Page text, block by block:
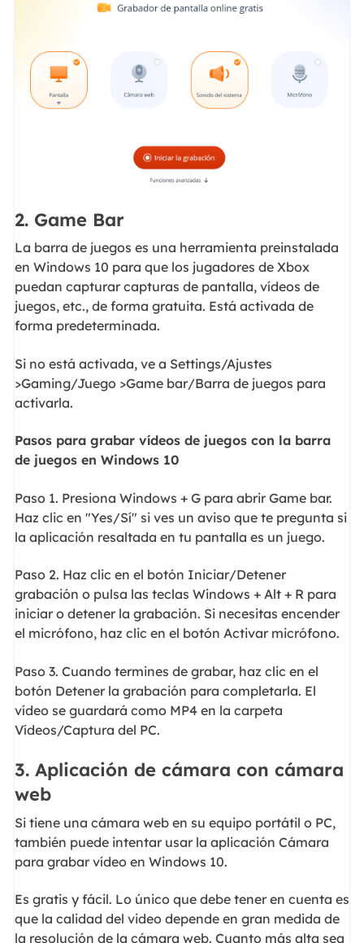
2. Game Bar
La barra de juegos es una herramienta preinstalada
en Windows 10 para que los jugadores de Xbox
puedan capturar capturas de pantalla, vídeos de
juegos, etc., de forma gratuita. Está activada de
forma predeterminada.
Si no está activada, ve a Settings/Ajustes
>Gaming/Juego >Game bar/Barra de juegos para
activarla.
Pasos para grabar vídeos de juegos con la barra
de juegos en Windows 10
Paso 1. Presiona Windows + G para abrir Game bar.
Haz clic en "Yes/Sí" si ves un aviso que te pregunta si
la aplicación resaltada en tu pantalla es un juego.
Paso 2. Haz clic en el botón Iniciar/Detener
grabación o pulsa las teclas Windows + Alt + R para
iniciar o detener la grabación. Si necesitas encender
el micrófono, haz clic en el botón Activar micrófono.
Paso 3. Cuando termines de grabar, haz clic en el
botón Detener la grabación para completarla. El
vídeo se guardará como MP4 en la carpeta
Vídeos/Captura del PC.
3. Aplicación de cámara con cámara
web
Si tiene una cámara web en su equipo portátil o PC,
también puede intentar usar la aplicación Cámara
para grabar vídeo en Windows 10.
Es gratis y fácil. Lo único que debe tener en cuenta es
que la calidad del video depende en gran medida de
la resolución de la cámara web. Cuanto más alta sea